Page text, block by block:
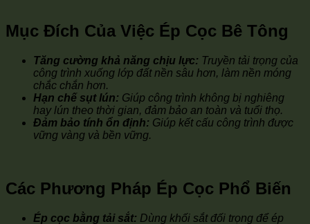
Mục Đích Của Việc Ép Cọc Bê Tông
Tăng cường khả năng chịu lực: Truyền tải trọng của
công trình xuống lớp đất nền sâu hơn, làm nền móng
chắc chắn hơn.
Hạn chế sụt lún: Giúp công trình không bị nghiêng
hay lún theo thời gian, đảm bảo an toàn và tuổi thọ.
Đảm bảo tính ổn định: Giúp kết cấu công trình được
vững vàng và bền vững.
Các Phương Pháp Ép Cọc Phổ Biến
Ép cọc bằng tải sắt: Dùng khối sắt đối trọng để ép